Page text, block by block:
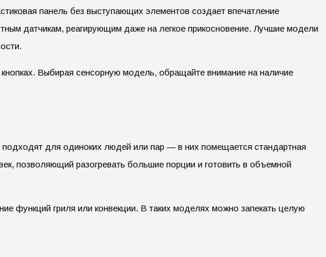
панель без выступающих элементов создает впечатление
датчикам, реагирующим даже на легкое прикосновение. Лучшие модели
Выбирая сенсорную модель, обращайте внимание на наличие
подходят для одиноких людей или пар — в них помещается стандартная
позволяющий разогревать большие порции и готовить в объемной
функций гриля или конвекции. В таких моделях можно запекать целую